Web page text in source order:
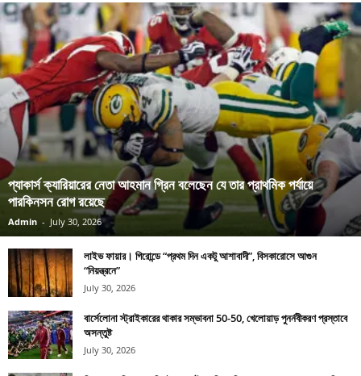
প্যাকার্স ক্যারিয়ারের নেতা আহমান গ্রিন বলেছেন যে তার প্রাথমিক পর্যায়ে
পারকিনসন রোগ রয়েছে
Admin - July 30, 2026
লাইভ ফায়ার। গিরোন্ডে “প্রথম দিন একটু আশাবাদী”, বিসকারোসে আগুন
“নিয়ন্ত্রনে”
July 30, 2026
বার্সেলোনা স্ট্রাইকারের থাকার সম্ভাবনা 50-50, খেলোয়াড় পুনর্নবীকরণ প্রস্তাবে
অসন্তুষ্ট
July 30, 2026